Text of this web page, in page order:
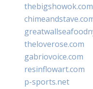
thebigshowok.com
theloverose.com
gabriovoice.com
resinflowart.com
p-sports.net